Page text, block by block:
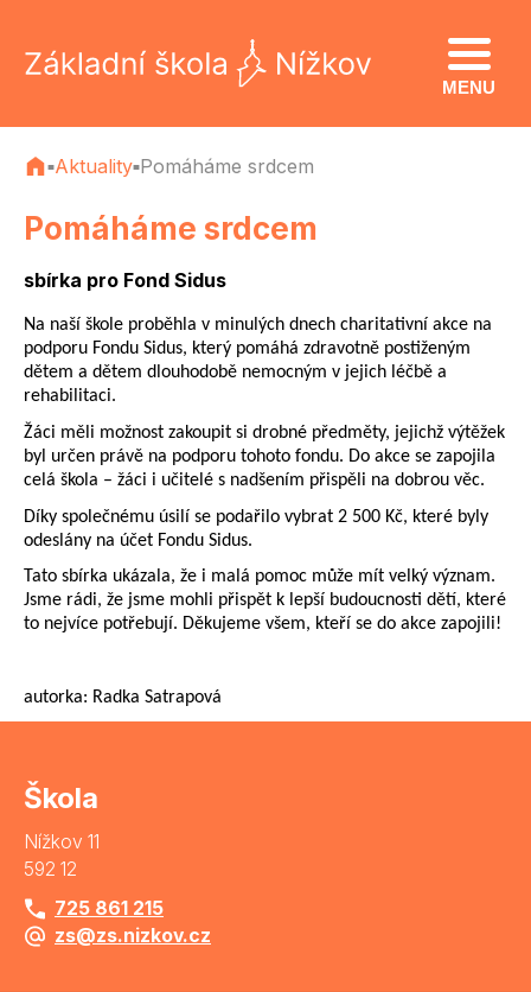
MENU
■Aktuality■Pomáháme srdcem
Pomáháme srdcem
sbírka pro Fond Sidus
Na naší škole proběhla v minulých dnech charitativní akce na
podporu Fondu Sidus, který pomáhá zdravotně postiženým
dětem a dětem dlouhodobě nemocným v jejich léčbě a
rehabilitaci.
Žáci měli možnost zakoupit si drobné předměty, jejichž výtěžek
byl určen právě na podporu tohoto fondu. Do akce se zapojila
celá škola – žáci i učitelé s nadšením přispěli na dobrou věc.
Díky společnému úsilí se podařilo vybrat 2 500 Kč, které byly
odeslány na účet Fondu Sidus.
Tato sbírka ukázala, že i malá pomoc může mít velký význam.
Jsme rádi, že jsme mohli přispět k lepší budoucnosti dětí, které
to nejvíce potřebují. Děkujeme všem, kteří se do akce zapojili!
autorka: Radka Satrapová
Škola
Nížkov 11
592 12
725 861 215
zs@zs.nizkov.cz